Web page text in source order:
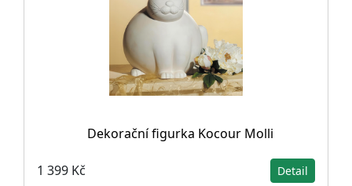
Dekorační figurka Kocour Molli
1 399 Kč Detail